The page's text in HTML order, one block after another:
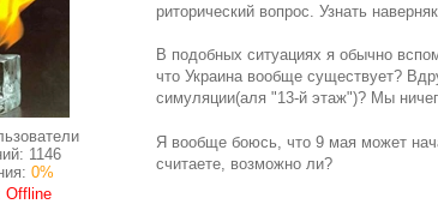
1146
0%
Offline
риторический вопрос. Узнать
В подобных ситуациях я обычно
что Украина вообще существует?
симуляции(аля "13-й этаж")? Мы
Я вообще боюсь, что 9 мая может
считаете, возможно ли?